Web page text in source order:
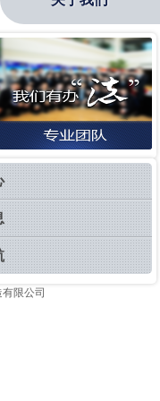
限公司